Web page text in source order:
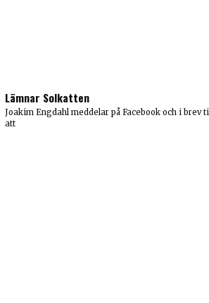
Lämnar Solkatten
Joakim Engdahl meddelar på Facebook och i brev
att